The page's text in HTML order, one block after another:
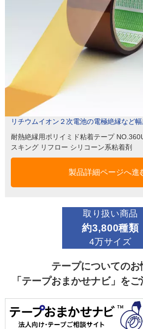
リチウムイオン２次電池の電極絶縁など
耐熱絶縁用ポリイミド粘着テープ
スキング リフロー シリコーン系粘着剤
製品詳細ページへ進
取り扱い商品
約3,800種類
4万サイズ
テープについてのお
「テープおまかせナビ」をご